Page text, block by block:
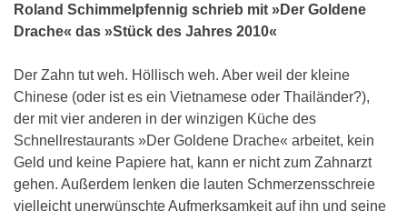
Roland Schimmelpfennig schrieb mit »Der Goldene
Drache« das »Stück des Jahres 2010«
Der Zahn tut weh. Höllisch weh. Aber weil der kleine
Chinese (oder ist es ein Vietnamese oder Thailänder?),
der mit vier anderen in der winzigen Küche des
Schnellrestaurants »Der Goldene Drache« arbeitet, kein
Geld und keine Papiere hat, kann er nicht zum Zahnarzt
gehen. Außerdem lenken die lauten Schmerzensschreie
vielleicht unerwünschte Aufmerksamkeit auf ihn und seine